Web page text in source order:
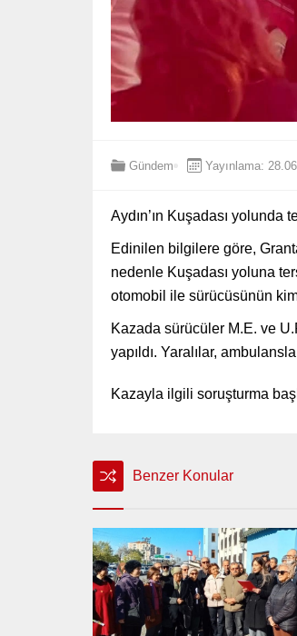
Gündem Yayınlama:
Aydın’ın Kuşadası
Edinilen bilgilere göre,
nedenle Kuşadası yoluna
otomobil ile sürücüsünün
Kazada sürücüler M.E. ve
yapıldı. Yaralılar,
Kazayla ilgili soruşturma
Benzer Konular